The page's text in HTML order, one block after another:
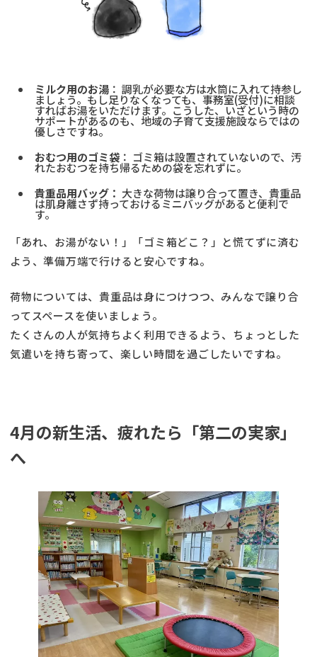
ミルク用のお湯： 調乳が必要な方は水筒に入れて持参し
ましょう。もし足りなくなっても、事務室(受付)に相談
すればお湯をいただけます。こうした、いざという時の
サポートがあるのも、地域の子育て支援施設ならではの
優しさですね。
おむつ用のゴミ袋： ゴミ箱は設置されていないので、汚
れたおむつを持ち帰るための袋を忘れずに。
貴重品用バッグ： 大きな荷物は譲り合って置き、貴重品
は肌身離さず持っておけるミニバッグがあると便利で
す。
「あれ、お湯がない！」「ゴミ箱どこ？」と慌てずに済む
よう、準備万端で行けると安心ですね。
荷物については、貴重品は身につけつつ、みんなで譲り合
ってスペースを使いましょう。
たくさんの人が気持ちよく利用できるよう、ちょっとした
気遣いを持ち寄って、楽しい時間を過ごしたいですね。
4月の新生活、疲れたら「第二の実家」
へ